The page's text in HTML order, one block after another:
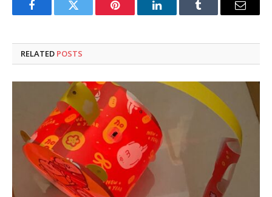
FacebookTwitter Pinterest LinkedInTumblr Email
RELATED POSTS